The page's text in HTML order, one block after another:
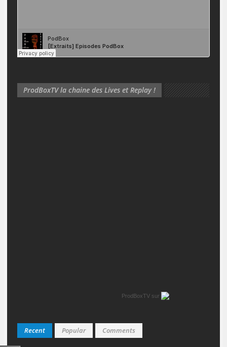
ProdBoxTV la chaine des Lives et Replay !
ProdBoxTV sur
Recent Popular Comments